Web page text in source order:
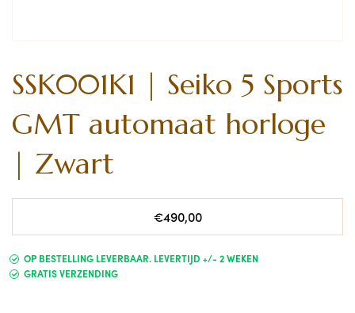
SSK001K1 | Seiko 5 Sports
GMT automaat horloge
| Zwart
€490,00
OP BESTELLING LEVERBAAR. LEVERTIJD +/- 2 WEKEN
GRATIS VERZENDING